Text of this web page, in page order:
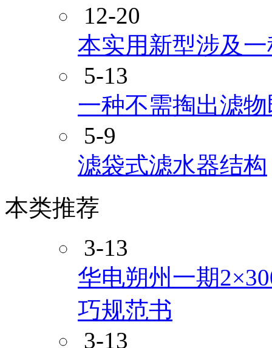
12-20
本实用新型涉及
5-13
一种不需掏出滤
5-9
滤袋式滤水器结构
本类推荐
3-13
华电朔州一期
巧规范书
3-13